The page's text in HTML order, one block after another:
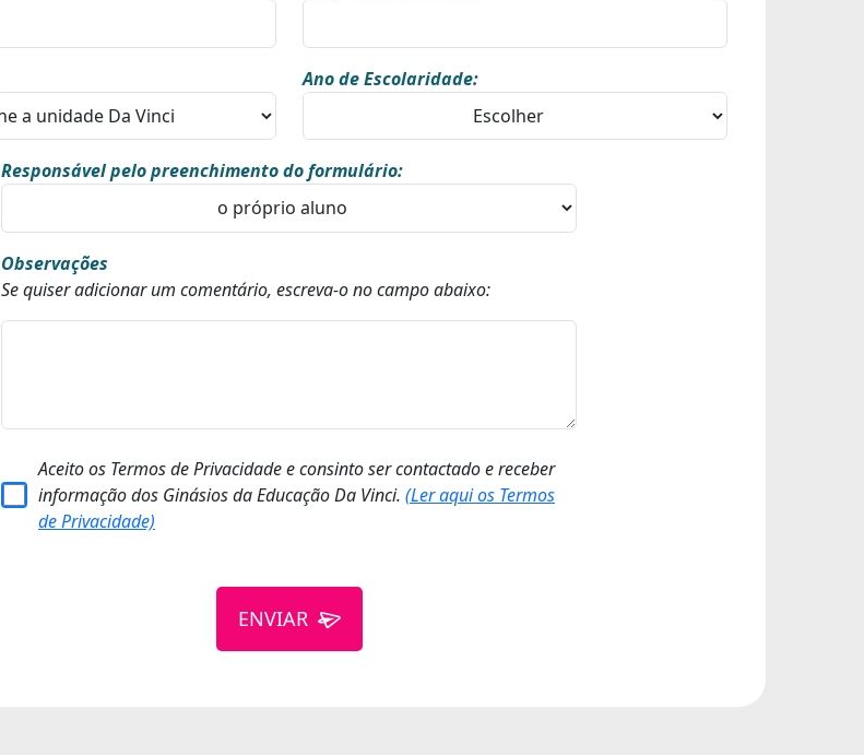
Ano de Escolaridade:
Responsável pelo preenchimento do formulário:
Observações
Se quiser adicionar um comentário, escreva-o no campo abaixo:
Aceito os Termos de Privacidade e consinto ser contactado e receber
informação dos Ginásios da Educação Da Vinci. (Ler aqui os Termos
de Privacidade)
ENVIAR